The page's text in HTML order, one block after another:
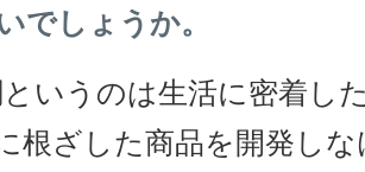
でしょうか。
いうのは生活に密着し
根ざした商品を開発し